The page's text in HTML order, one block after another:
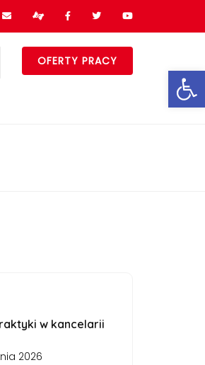
OFERTY PRACY
w kancelarii
2026